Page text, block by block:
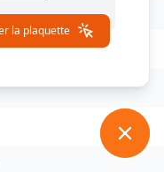
)
la plaquette